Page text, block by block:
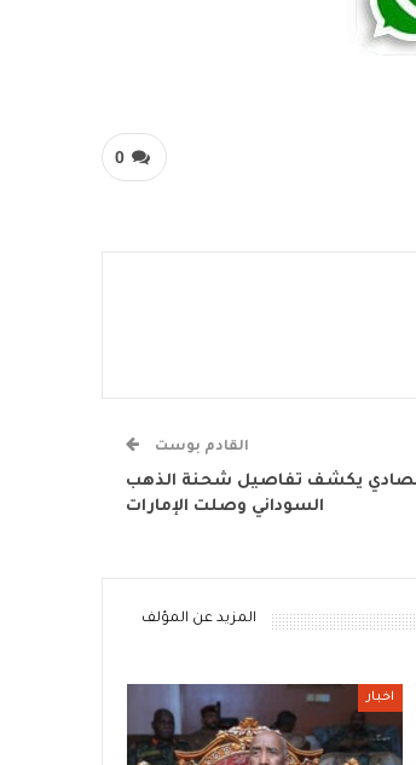
0
القادم بوست
يكشف تفاصيل شحنة الذهب
السوداني وصلت الإمارات
المزيد عن المؤلف
اخبار